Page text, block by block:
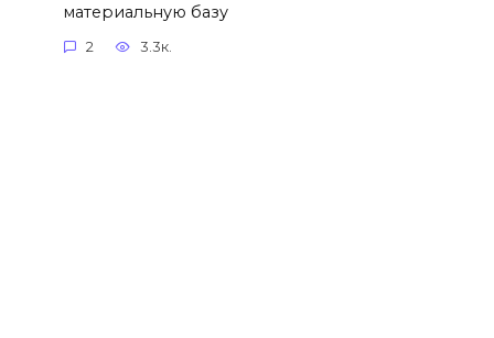
материальную базу
2 3.3к.